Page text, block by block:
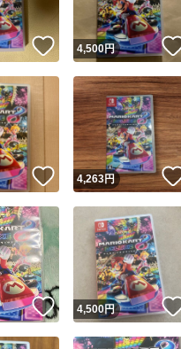
いいね！
4,500円
いいね！
4,263円
いいね！
4,500円